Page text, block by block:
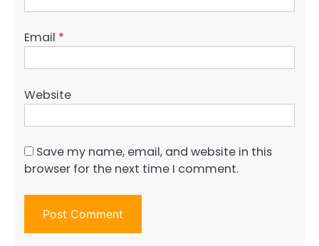
Email *
Website
Save my name, email, and website in this
browser for the next time I comment.